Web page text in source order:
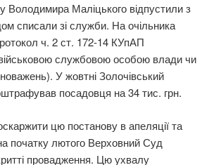
Володимира Маліцького відпустили з
списали зі служби. На очільника
ч. 2 ст. 172-14 КУпАП
службовою особою влади чи
У жовтні Золочівський
посадовця на 34 тис. грн.
цю постанову в апеляції та
початку лютого Верховний Суд
провадження. Цю ухвалу